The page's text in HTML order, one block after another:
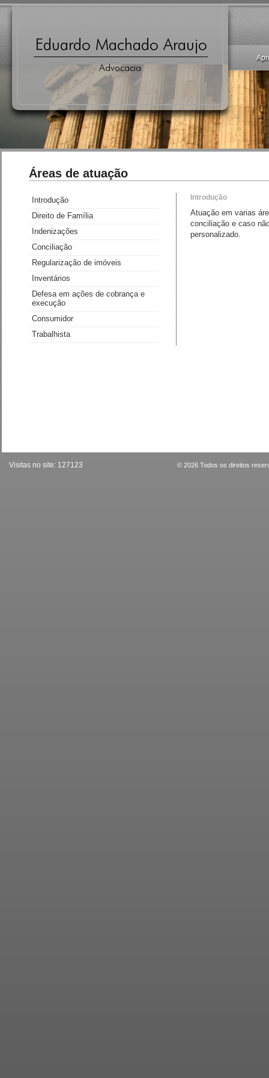
Áreas de atuação
Introdução
Atuação em varias
conciliação e caso
personalizado.
Introdução
Direito de Família
Indenizações
Conciliação
Regularização de imóveis
Inventários
Defesa em ações de cobrança e
execução
Consumidor
Trabalhista
Visitas no site: 127123 © 2026 Todos os direitos